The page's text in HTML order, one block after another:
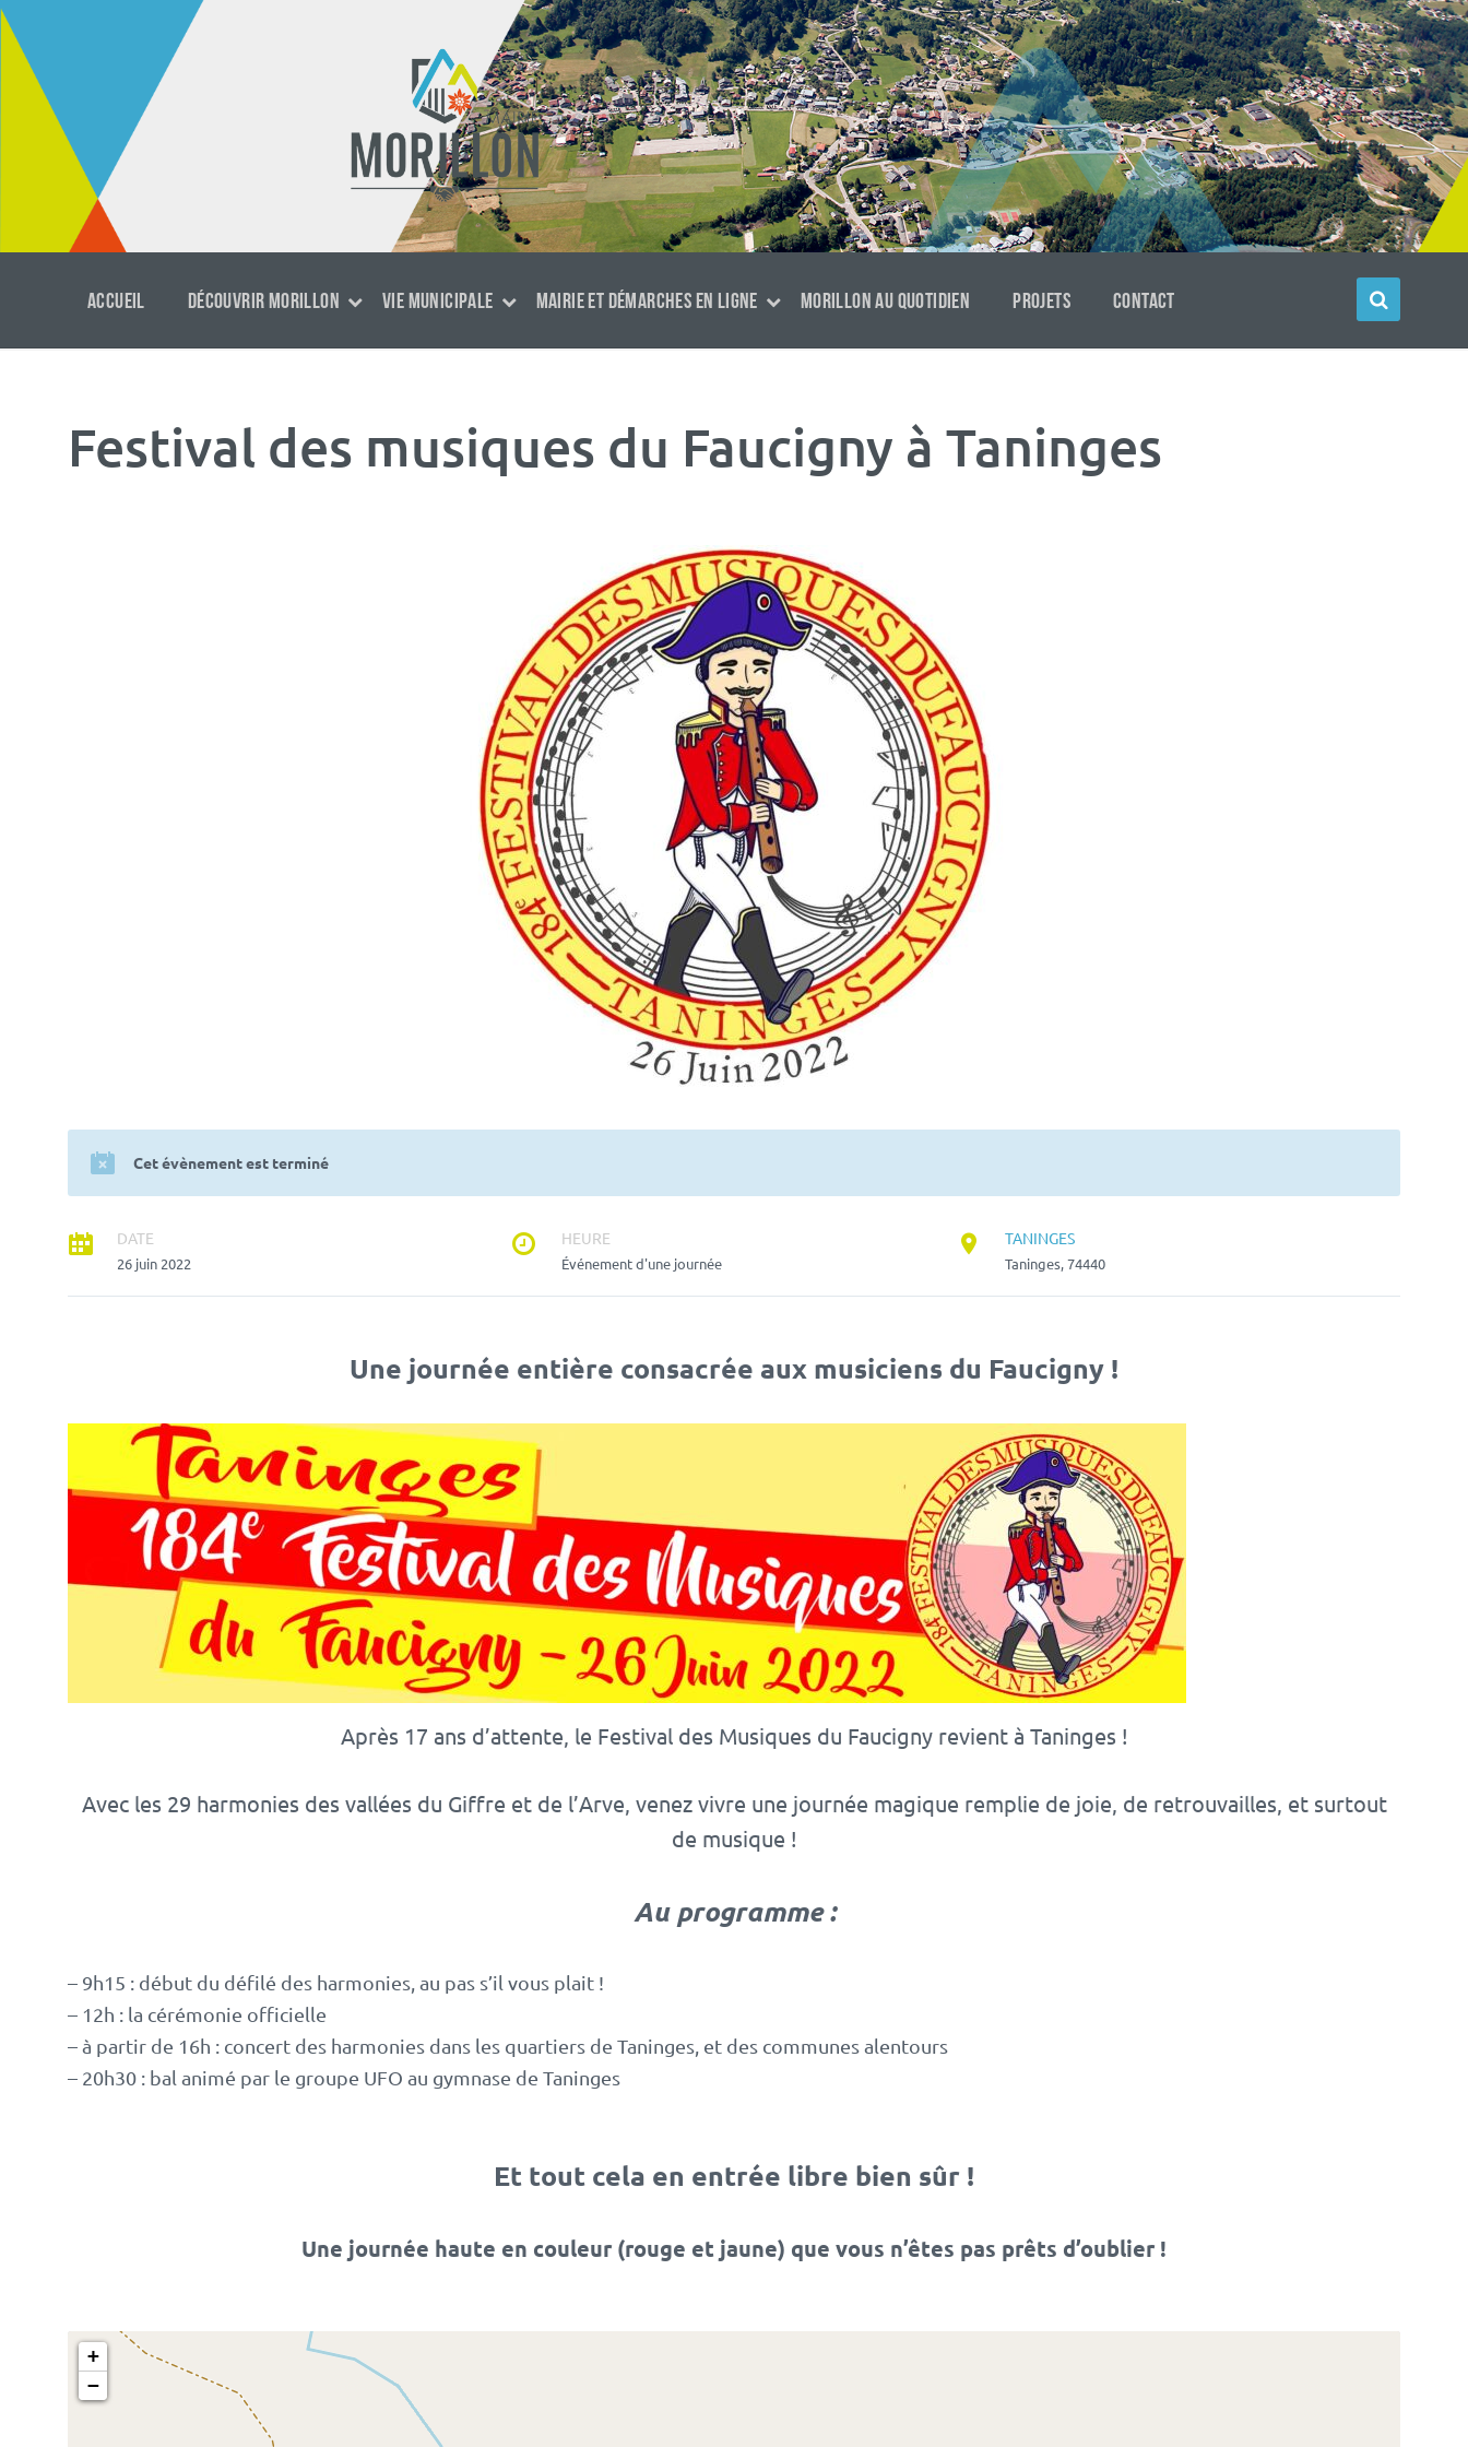
Aller
au
contenu
Passer
à
navigation
principale
Aller
au
footer
ACCUEIL DÉCOUVRIR MORILLON VIE MUNICIPALE MAIRIE ET DÉMARCHES EN LIGNE MORILLON AU QUOTIDIEN PROJETS CONTACT
Festival des musiques du Faucigny à Taninges
Cet évènement est terminé
DATE
26 juin 2022
HEURE
Événement d'une journée
TANINGES
Taninges, 74440
Une journée entière consacrée aux musiciens du Faucigny !
Après 17 ans d’attente, le Festival des Musiques du Faucigny revient à Taninges !
Avec les 29 harmonies des vallées du Giffre et de l’Arve, venez vivre une journée magique remplie de joie, de retrouvailles, et surtout
de musique !
Au programme :
– 9h15 : début du défilé des harmonies, au pas s’il vous plait !
– 12h : la cérémonie officielle
– à partir de 16h : concert des harmonies dans les quartiers de Taninges, et des communes alentours
– 20h30 : bal animé par le groupe UFO au gymnase de Taninges
Et tout cela en entrée libre bien sûr !
Une journée haute en couleur (rouge et jaune) que vous n’êtes pas prêts d’oublier !
+
−